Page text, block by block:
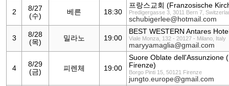
2
8/27
(수)
베른 18:30
프랑스교회 (Franzosische
Predigergasse 3, 3011 Bern 7,
schubigerlee@hotmail.com
3
8/28
(목)
밀라노 19:00
BEST WESTERN Antares
Viale Monza, 132 - 20127 - Milano, Italy
maryyamaglia@gmail.com
4
8/29
(금)
피렌체 19:00
Suore Oblate dell'Assunzione
Firenze)
Borgo Pinti 15, 50121 Firenze
jungto.europe@gmail.com